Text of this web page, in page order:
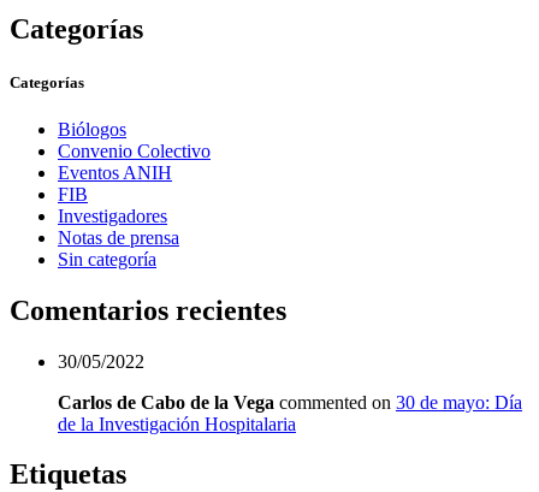
Categorías
Categorías
Biólogos
Convenio Colectivo
Eventos ANIH
FIB
Investigadores
Notas de prensa
Sin categoría
Comentarios recientes
30/05/2022
Carlos de Cabo de la Vega commented on 30 de mayo: Día
de la Investigación Hospitalaria
Etiquetas